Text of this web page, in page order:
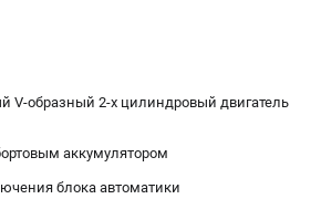
V-образный 2-х цилиндровый двигатель
аккумулятором
блока автоматики